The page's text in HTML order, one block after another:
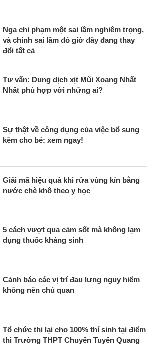
Nga chỉ phạm một sai lầm nghiêm trọng,
và chính sai lầm đó giờ đây đang thay
đổi tất cả
Tư vấn: Dung dịch xịt Mũi Xoang Nhất
Nhất phù hợp với những ai?
Sự thật về công dụng của việc bổ sung
kẽm cho bé: xem ngay!
Giải mã hiệu quả khi rửa vùng kín bằng
nước chè khô theo y học
5 cách vượt qua cảm sốt mà không lạm
dụng thuốc kháng sinh
Cảnh báo các vị trí đau lưng nguy hiểm
không nên chủ quan
Tổ chức thi lại cho 100% thí sinh tại điểm
thi Trường THPT Chuyên Tuyên Quang